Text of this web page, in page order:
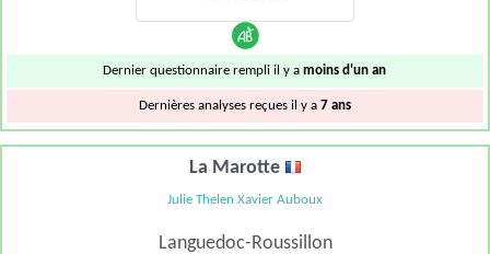
Dernier questionnaire rempli il y amoins d'un an
Dernières analyses reçues il y a 7 ans
La Marotte
Julie Thelen Xavier Auboux
Languedoc-Roussillon